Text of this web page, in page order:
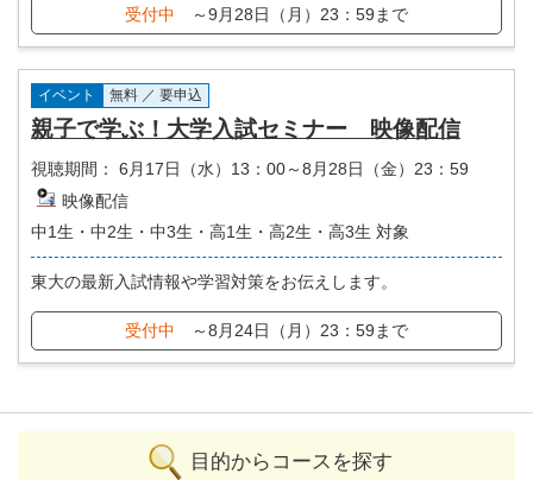
受付中 ～9月28日（月）23：59まで
イベント 無料 ／ 要申込
親子で学ぶ！大学入試セミナー 映像配信
視聴期間：
6月17日（水）13：00～8月28日（金）23：59
映像配信
中1生・中2生・中3生・高1生・高2生・高3生 対象
東大の最新入試情報や学習対策をお伝えします。
受付中 ～8月24日（月）23：59まで
目的からコースを探す